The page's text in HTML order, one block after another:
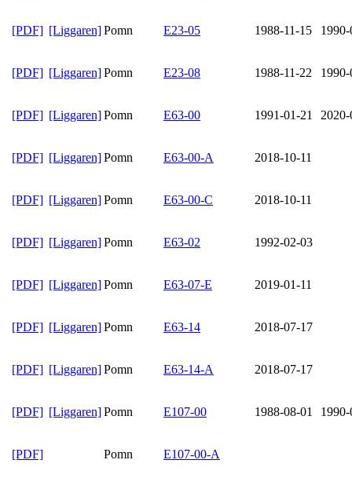
[PDF] [Liggaren]Pomn E23-05 1988-11-15
[PDF] [Liggaren]Pomn E23-08 1988-11-22
[PDF] [Liggaren]Pomn E63-00 1991-01-21
[PDF] [Liggaren]Pomn E63-00-A 2018-10-11
[PDF] [Liggaren]Pomn E63-00-C 2018-10-11
[PDF] [Liggaren]Pomn E63-02 1992-02-03
[PDF] [Liggaren]Pomn E63-07-E 2019-01-11
[PDF] [Liggaren]Pomn E63-14 2018-07-17
[PDF] [Liggaren]Pomn E63-14-A 2018-07-17
[PDF] [Liggaren]Pomn E107-00 1988-08-01
[PDF] Pomn E107-00-A